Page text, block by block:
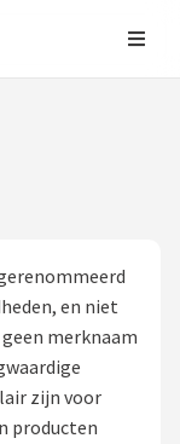
en niet
merknaam
zijn voor
producten